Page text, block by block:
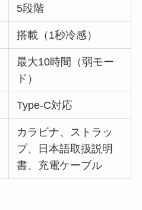
5段階
搭載（1秒冷感）
最大10時間（弱モー
ド）
Type-C対応
カラビナ、ストラッ
プ、日本語取扱説明
書、充電ケーブル